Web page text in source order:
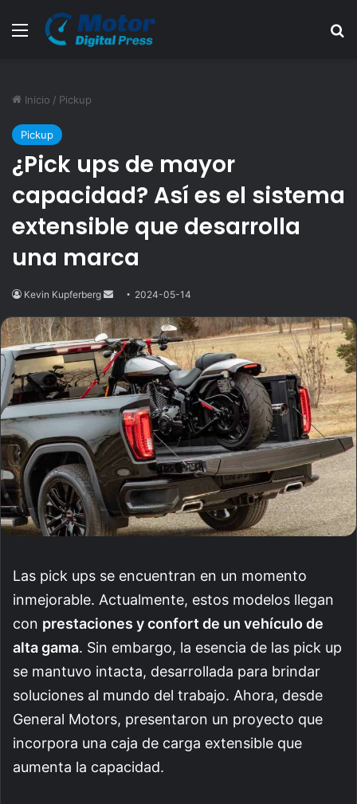
Menú
Inicio / Pickup
Pickup
¿Pick ups de mayor
capacidad? Así es el sistema
extensible que desarrolla
una marca
Kevin Kupferberg
Send
email
2024-05-14
Las pick ups se encuentran en un momento
inmejorable. Actualmente, estos modelos llegan
con prestaciones y confort de un vehículo de
alta gama. Sin embargo, la esencia de las pick up
se mantuvo intacta, desarrollada para brindar
soluciones al mundo del trabajo. Ahora, desde
General Motors, presentaron un proyecto que
incorpora una caja de carga extensible que
aumenta la capacidad.